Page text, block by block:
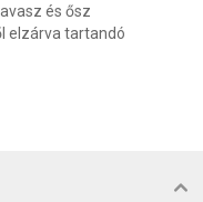
és ősz
elzárva tartandó